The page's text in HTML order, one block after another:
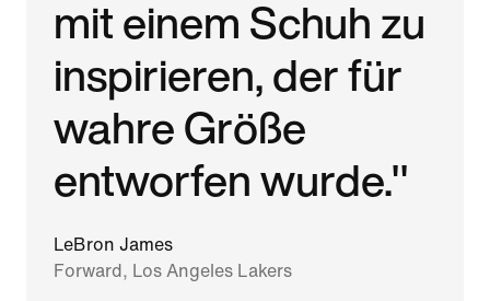
mit einem Schuh zu
inspirieren, der für
wahre Größe
entworfen wurde."
LeBron James
Forward, Los Angeles Lakers